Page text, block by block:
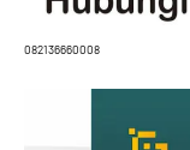
082136660008